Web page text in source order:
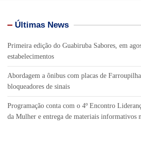
Últimas News
Primeira edição do Guabiruba Sabores, em
estabelecimentos
Abordagem a ônibus com placas de
bloqueadores de sinais
Programação conta com o 4º Encontro
da Mulher e entrega de materiais informativos